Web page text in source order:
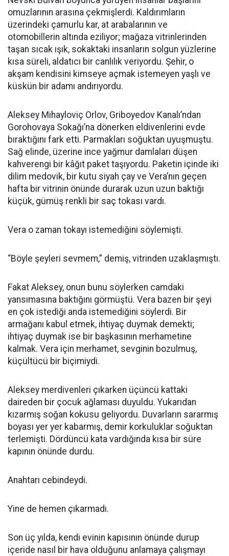
omuzlarının arasına çekmişlerdi. Kaldırımların
üzerindeki çamurlu kar, at arabalarının ve
otomobillerin altında eziliyor; mağaza vitrinlerinden
taşan sıcak ışık, sokaktaki insanların solgun yüzlerine
kısa süreli, aldatıcı bir canlılık veriyordu. Şehir, o
akşam kendisini kimseye açmak istemeyen yaşlı ve
küskün bir adamı andırıyordu.
Aleksey Mihayloviç Orlov, Griboyedov Kanalı’ndan
Gorohovaya Sokağı’na dönerken eldivenlerini evde
bıraktığını fark etti. Parmakları soğuktan uyuşmuştu.
Sağ elinde, üzerine ince yağmur damlaları düşen
kahverengi bir kâğıt paket taşıyordu. Paketin içinde iki
dilim medovik, bir kutu siyah çay ve Vera’nın geçen
hafta bir vitrinin önünde durarak uzun uzun baktığı
küçük, gümüş renkli bir saç tokası vardı.
Vera o zaman tokayı istemediğini söylemişti.
“Böyle şeyleri sevmem,” demiş, vitrinden uzaklaşmıştı.
Fakat Aleksey, onun bunu söylerken camdaki
yansımasına baktığını görmüştü. Vera bazen bir şeyi
en çok istediği anda istemediğini söylerdi. Bir
armağanı kabul etmek, ihtiyaç duymak demekti;
ihtiyaç duymak ise bir başkasının merhametine
kalmak. Vera için merhamet, sevginin bozulmuş,
küçültücü bir biçimiydi.
Aleksey merdivenleri çıkarken üçüncü kattaki
daireden bir çocuk ağlaması duyuldu. Yukarıdan
kızarmış soğan kokusu geliyordu. Duvarların sararmış
boyası yer yer kabarmış, demir korkuluklar soğuktan
terlemişti. Dördüncü kata vardığında kısa bir süre
kapının önünde durdu.
Anahtarı cebindeydi.
Yine de hemen çıkarmadı.
Son üç yılda, kendi evinin kapısının önünde durup
içeride nasıl bir hava olduğunu anlamaya çalışmayı